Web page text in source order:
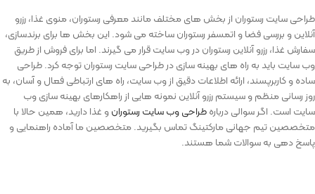
طراحی سایت رستوران از بخش های مختلف مانند معرفی رستوران، منوی غذا، رزرو
آنلاین و بررسی فضا و اتمسفر رستوران ساخته می شود. این بخش ها برای برندسازی،
سفارش غذا، رزرو آنلاین رستوران در وب سایت قرار می گیرند. اما برای فروش از طریق
وب سایت باید به راه های بهینه سازی در طراحی سایت رستوران توجه کرد. طراحی
ساده و کاربرپسند، ارائه اطلاعات دقیق از وب سایت، راه های ارتباطی فعال و آسان، به
روز رسانی منظم و سیستم رزرو آنلاین نمونه هایی از راهکارهای بهینه سازی وب
سایت است. اگر سوالی دربارهطراحی وب سایت رستورانو غذا دارید، همین حالا با
متخصصین تیم جهانی مارکتینگ تماس بگیرید. متخصصین ما آماده راهنمایی و
پاسخ دهی به سوالات شما هستند.